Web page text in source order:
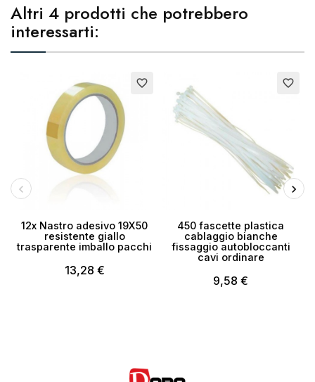
Altri 4 prodotti che potrebbero
interessarti:
favorite_border
12x Nastro adesivo 19X50
resistente giallo
trasparente imballo pacchi
13,28 €
favorite_border
450 fascette plastica
cablaggio bianche
fissaggio autobloccanti
cavi ordinare
9,58 €